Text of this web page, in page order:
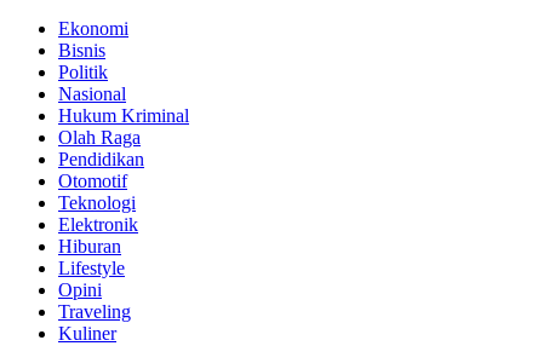
Ekonomi
Bisnis
Politik
Nasional
Hukum Kriminal
Olah Raga
Pendidikan
Otomotif
Teknologi
Elektronik
Hiburan
Lifestyle
Opini
Traveling
Kuliner